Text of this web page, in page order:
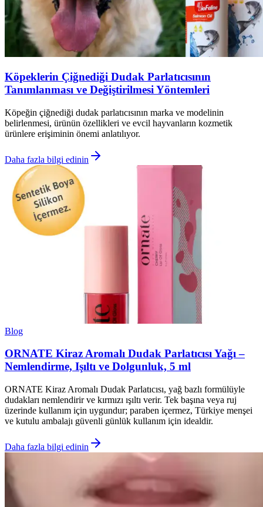
Köpeklerin Çiğnediği Dudak Parlatıcısının
Tanımlanması ve Değiştirilmesi Yöntemleri
Köpeğin çiğnediği dudak parlatıcısının marka ve modelinin
belirlenmesi, ürünün özellikleri ve evcil hayvanların kozmetik
ürünlere erişiminin önemi anlatılıyor.
Daha fazla bilgi edinin
Blog
ORNATE Kiraz Aromalı Dudak Parlatıcısı Yağı –
Nemlendirme, Işıltı ve Dolgunluk, 5 ml
ORNATE Kiraz Aromalı Dudak Parlatıcısı, yağ bazlı formülüyle
dudakları nemlendirir ve kırmızı ışıltı verir. Tek başına veya ruj
üzerinde kullanım için uygundur; paraben içermez, Türkiye menşei
ve kutulu ambalajı güvenli günlük kullanım için idealdir.
Daha fazla bilgi edinin